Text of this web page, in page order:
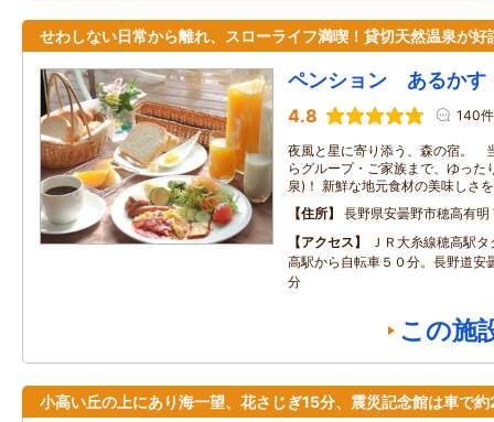
せわしない日常から離れ、スローライフ満喫！貸切天然温泉が好
ペンション あるかす
4.8 140件
夜風と星に寄り添う、森の宿。
らグループ・ご家族まで、ゆった
泉)！ 新鮮な地元食材の美味しさ
住所
長野県安曇野市穂高有明
アクセス
ＪＲ大糸線穂高駅
高駅から自転車５０分。長野道安
分
この施
小高い丘の上にあり海一望、花さじぎ15分、震災記念館は車で